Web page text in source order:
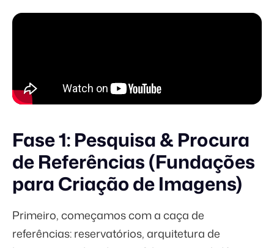
Fase 1: Pesquisa & Procura
de Referências (Fundações
para Criação de Imagens)
Primeiro, começamos com a caça de
referências: reservatórios, arquitetura de